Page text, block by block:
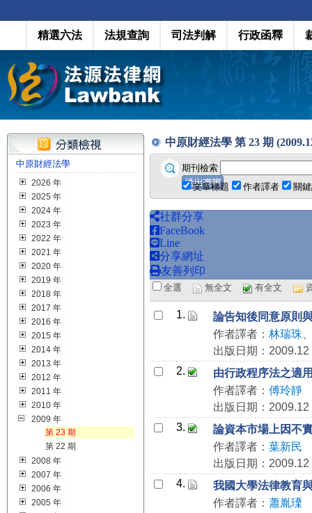
精選六法 法規查詢 司法判解 行政函釋
中原財經法學
2026 年
2025 年
2024 年
2023 年
2022 年
2021 年
2020 年
2019 年
2018 年
2017 年
2016 年
2015 年
2014 年
2013 年
2012 年
2011 年
2010 年
2009 年
第 23 期
第 22 期
2008 年
2007 年
2006 年
2005 年
中原財經法學 第 23 期
期刊檢索
文章標題
作者譯者 關
社群分享
FaceBook
Line
分享網址
友善列印
全選 無全文 有全文
1.
論告知後同意原則
作者譯者： 林瑞珠
出版日期：2009.12
2.
由行政程序法之適
作者譯者： 傅玲靜
出版日期：2009.12
3.
論資本市場上因不
作者譯者： 葉新民
出版日期：2009.12
4.
我國大學法律教育
作者譯者： 蕭胤瑮